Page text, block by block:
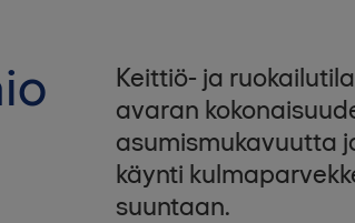
Keittiö- ja
avaran
asumismukavuutta
käynti
suuntaan.